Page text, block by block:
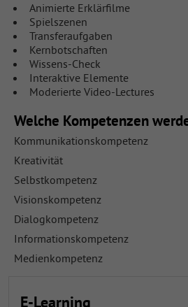
Animierte Erklärfilme
Spielszenen
Transferaufgaben
Kernbotschaften
Wissens-Check
Interaktive Elemente
Moderierte Video-Lectures
Welche Kompetenzen
Kommunikationskompetenz
Kreativität
Selbstkompetenz
Visionskompetenz
Dialogkompetenz
Informationskompetenz
Medienkompetenz
E-Learning